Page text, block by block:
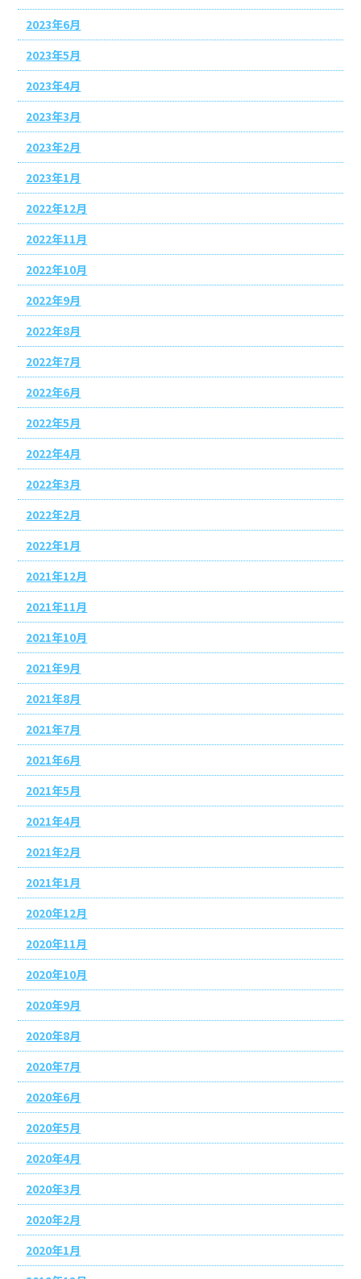
2023年6月
2023年5月
2023年4月
2023年3月
2023年2月
2023年1月
2022年12月
2022年11月
2022年10月
2022年9月
2022年8月
2022年7月
2022年6月
2022年5月
2022年4月
2022年3月
2022年2月
2022年1月
2021年12月
2021年11月
2021年10月
2021年9月
2021年8月
2021年7月
2021年6月
2021年5月
2021年4月
2021年2月
2021年1月
2020年12月
2020年11月
2020年10月
2020年9月
2020年8月
2020年7月
2020年6月
2020年5月
2020年4月
2020年3月
2020年2月
2020年1月